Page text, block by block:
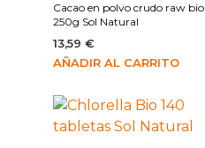
Cacao en polvo crudo raw bio
250g Sol Natural
13,59 €
AÑADIR AL CARRITO